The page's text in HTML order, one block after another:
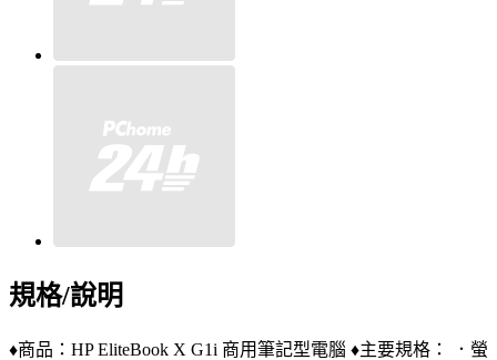
規格/說明
♦商品：HP EliteBook X G1i 商用筆記型電腦 ♦主要規格： ．螢